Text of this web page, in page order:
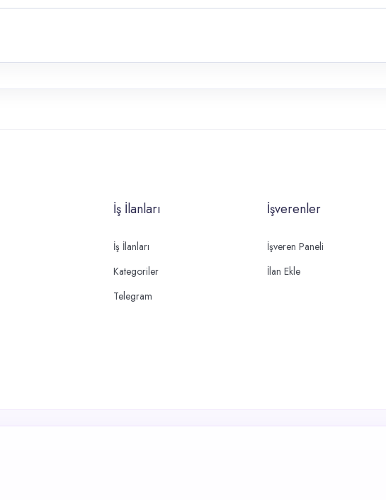
İş İlanları
İş İlanları
Kategoriler
Telegram
İşverenler
İşveren Paneli
İlan Ekle